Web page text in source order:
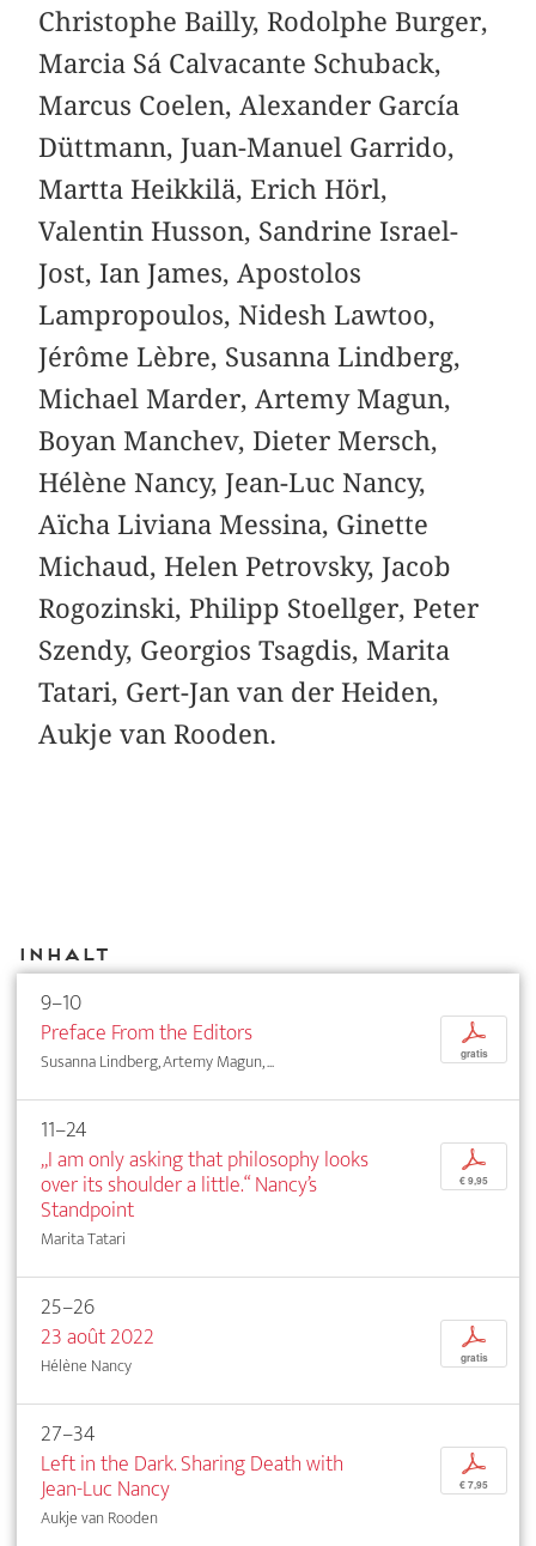
Christophe Bailly, Rodolphe Burger,
Marcia Sá Calvacante Schuback,
Marcus Coelen, Alexander García
Düttmann, Juan-Manuel Garrido,
Martta Heikkilä, Erich Hörl,
Valentin Husson, Sandrine Israel-
Jost, Ian James, Apostolos
Lampropoulos, Nidesh Lawtoo,
Jérôme Lèbre, Susanna Lindberg,
Michael Marder, Artemy Magun,
Boyan Manchev, Dieter Mersch,
Hélène Nancy, Jean-Luc Nancy,
Aïcha Liviana Messina, Ginette
Michaud, Helen Petrovsky, Jacob
Rogozinski, Philipp Stoellger, Peter
Szendy, Georgios Tsagdis, Marita
Tatari, Gert-Jan van der Heiden,
Aukje van Rooden.
Inhalt
9–10
Preface From the Editors
Susanna Lindberg, Artemy Magun, ...
p
gratis
11–24
„I am only asking that philosophy looks
over its shoulder a little.“ Nancy’s
Standpoint
Marita Tatari
p
€ 9,95
25–26
23 août 2022
Hélène Nancy
p
gratis
27–34
Left in the Dark. Sharing Death with
Jean-Luc Nancy
Aukje van Rooden
p
€ 7,95